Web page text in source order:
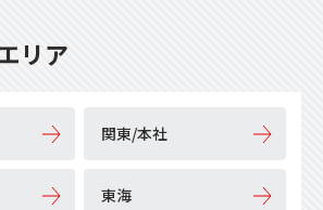
リア
関東/本社
東海